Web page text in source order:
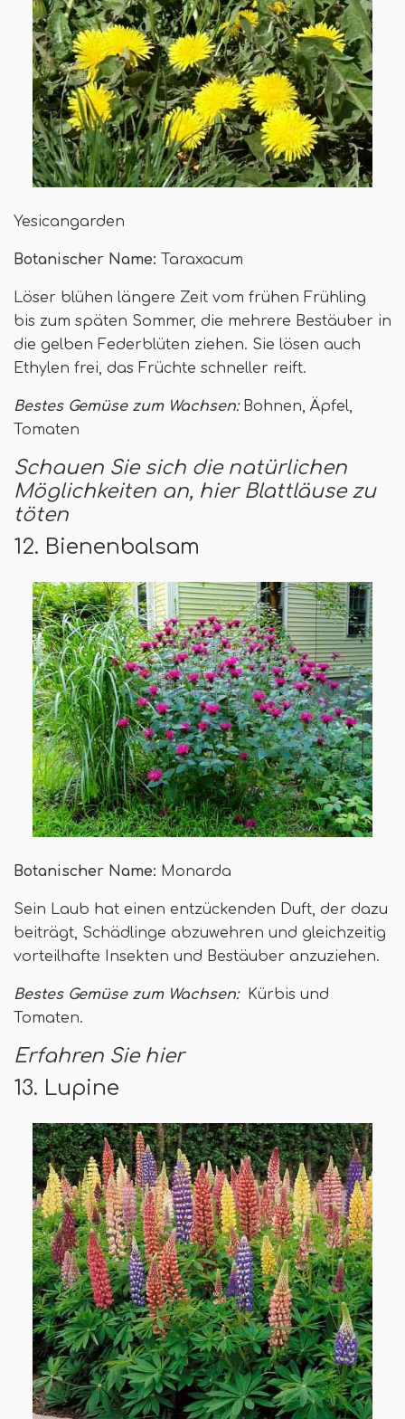
Yesicangarden
Botanischer Name: Taraxacum
Löser blühen längere Zeit vom frühen Frühling
bis zum späten Sommer, die mehrere Bestäuber in
die gelben Federblüten ziehen. Sie lösen auch
Ethylen frei, das Früchte schneller reift.
Bestes Gemüse zum Wachsen: Bohnen, Äpfel,
Tomaten
Schauen Sie sich die natürlichen
Möglichkeiten an, hier Blattläuse zu
töten
12. Bienenbalsam
Botanischer Name: Monarda
Sein Laub hat einen entzückenden Duft, der dazu
beiträgt, Schädlinge abzuwehren und gleichzeitig
vorteilhafte Insekten und Bestäuber anzuziehen.
Bestes Gemüse zum Wachsen: Kürbis und
Tomaten.
Erfahren Sie hier
13. Lupine